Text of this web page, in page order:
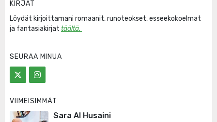
KIRJAT
Löydät kirjoittamani romaanit, runoteokset, esseekokoelmat
ja fantasiakirjat täältä.
SEURAA MINUA
VIIMEISIMMÄT
Sara Al Husaini